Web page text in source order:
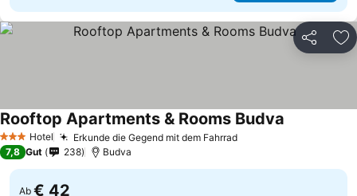
Teilen
3 SterneHotel Erkunde die Gegend mit dem FahrradPreise sehen
Rooftop Apartments & Rooms Budva
7,8 Gut 238 Budva
Ab € 42